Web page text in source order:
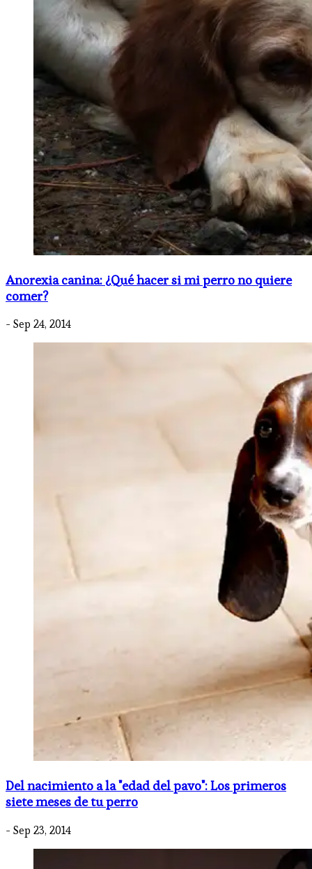
Anorexia canina: ¿Qué hacer si mi perro no quiere
comer?
- Sep 24, 2014
Del nacimiento a la "edad del pavo": Los primeros
siete meses de tu perro
- Sep 23, 2014